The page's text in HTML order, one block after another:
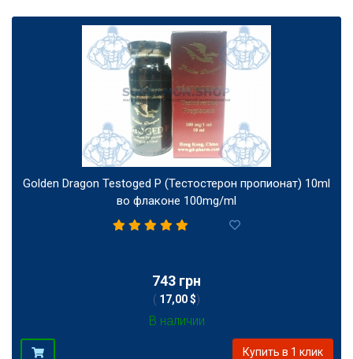
Golden Dragon Testoged P (Тестостерон пропионат) 10ml
во флаконе 100mg/ml
743 грн
( 17,00 $)
В наличии
Купить в 1 клик